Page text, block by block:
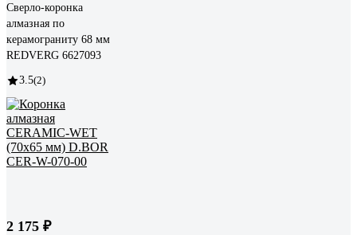
Сверло-коронка
алмазная по
керамограниту 68 мм
REDVERG 6627093
3.5(2)
2 175 ₽